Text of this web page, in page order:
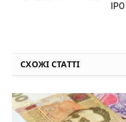
IPO
СХОЖІ СТАТТІ